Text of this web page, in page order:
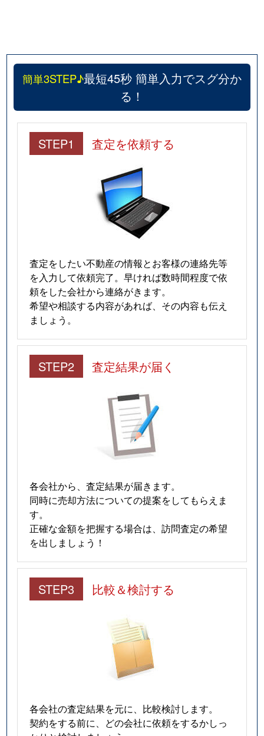
簡単3STEP♪最短45秒 簡単入力でスグ分か
る！
STEP1 査定を依頼する
査定をしたい不動産の情報とお客様の連絡先等
を入力して依頼完了。早ければ数時間程度で依
頼をした会社から連絡がきます。
希望や相談する内容があれば、その内容も伝え
ましょう。
STEP2 査定結果が届く
各会社から、査定結果が届きます。
同時に売却方法についての提案をしてもらえま
す。
正確な金額を把握する場合は、訪問査定の希望
を出しましょう！
STEP3 比較＆検討する
各会社の査定結果を元に、比較検討します。
契約をする前に、どの会社に依頼をするかしっ